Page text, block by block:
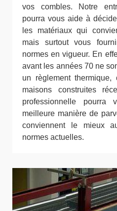
vos combles. Notre
pourra vous aide à
les matériaux qui
mais surtout vous
normes en vigueur. En
avant les années 70 ne
un règlement thermique,
maisons construites
professionnelle pourra
meilleure manière de
conviennent le mieux
normes actuelles.